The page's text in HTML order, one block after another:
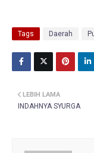
Tags Daerah
LEBIH LAMA
INDAHNYA SYURGA